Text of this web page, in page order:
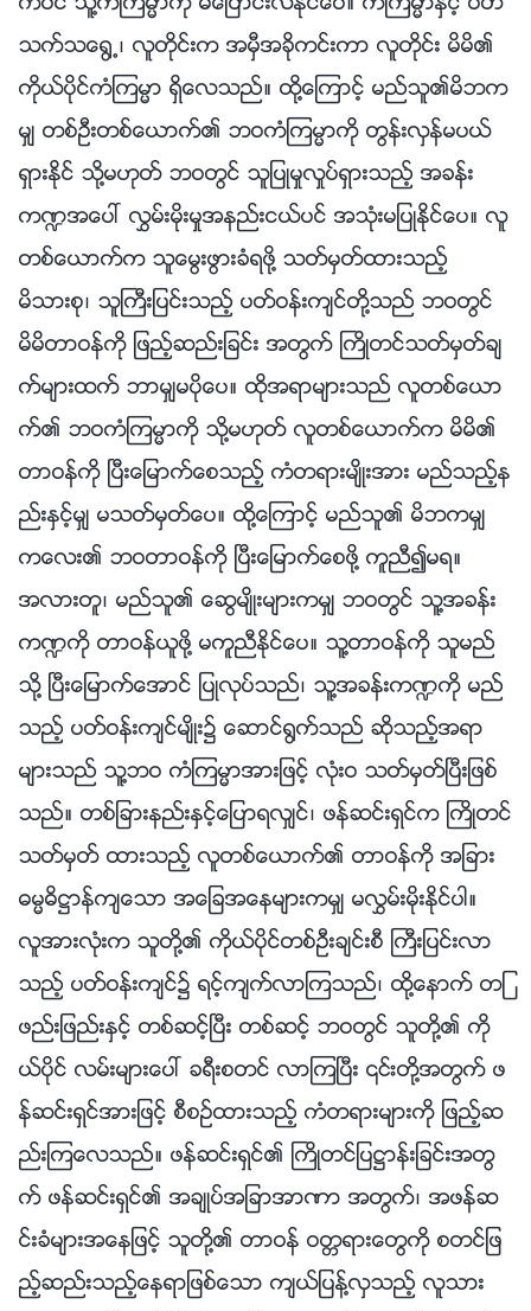
သက္သေ႐ြ႕၊ လူတိုင္းက အမွီအခိုကင္းကာ လူတိုင္း မိမိ၏
ကိုယ္ပိုင္ကံၾကမၼာ ရွိေလသည္။ ထို႔ေၾကာင့္ မည္သူ၏မိဘက
မွ် တစ္ဦးတစ္ေယာက္၏ ဘဝကံၾကမၼာကို တြန္းလွန္မပယ္
ရွားႏိုင္ သို႔မဟုတ္ ဘဝတြင္ သူျပဳမႈလႈပ္ရွားသည့္ အခန္း
က႑အေပၚ လႊမ္းမိုးမႈအနည္းငယ္ပင္ အသုံးမျပဳႏိုင္ေပ။ လူ
တစ္ေယာက္က သူေမြးဖြားခံရဖို႔ သတ္မွတ္ထားသည့္
မိသားစု၊ သူႀကီးျပင္းသည့္ ပတ္ဝန္းက်င္တို႔သည္ ဘဝတြင္
မိမိတာဝန္ကို ျဖည့္ဆည္းျခင္း အတြက္ ႀကိဳတင္သတ္မွတ္ခ်
က္မ်ားထက္ ဘာမွ်မပိုေပ။ ထိုအရာမ်ားသည္ လူတစ္ေယာ
က္၏ ဘဝကံၾကမၼာကို သို႔မဟုတ္ လူတစ္ေယာက္က မိမိ၏
တာဝန္ကို ၿပီးေျမာက္ေစသည့္ ကံတရားမ်ိဳးအား မည္သည့္န
ည္းႏွင့္မွ် မသတ္မွတ္ေပ။ ထို႔ေၾကာင့္ မည္သူ၏ မိဘကမွ်
ကေလး၏ ဘဝတာဝန္ကို ၿပီးေျမာက္ေစဖို႔ ကူညီ၍မရ။
အလားတူ၊ မည္သူ၏ ေဆြမ်ိဳးမ်ားကမွ် ဘဝတြင္ သူ႔အခန္း
က႑ကို တာဝန္ယူဖို႔ မကူညီႏိုင္ေပ။ သူ႔တာဝန္ကို သူမည္
သို႔ ၿပီးေျမာက္ေအာင္ ျပဳလုပ္သည္၊ သူ႔အခန္းက႑ကို မည္
သည့္ ပတ္ဝန္းက်င္မ်ိဳး၌ ေဆာင္႐ြက္သည္ ဆိုသည့္အရာ
မ်ားသည္ သူ႔ဘဝ ကံၾကမၼာအားျဖင့္ လုံးဝ သတ္မွတ္ၿပီးျဖစ္
သည္။ တစ္ျခားနည္းႏွင့္ေျပာရလွ်င္၊ ဖန္ဆင္းရွင္က ႀကိဳတင္
သတ္မွတ္ ထားသည့္ လူတစ္ေယာက္၏ တာဝန္ကို အျခား
ဓမၼဓိ႒ာန္က်ေသာ အေျခအေနမ်ားကမွ် မလႊမ္းမိုးႏိုင္ပါ။
လူအားလုံးက သူတို႔၏ ကိုယ္ပိုင္တစ္ဦးခ်င္းစီ ႀကီးျပင္းလာ
သည့္ ပတ္ဝန္းက်င္၌ ရင့္က်က္လာၾကသည္၊ ထို႔ေနာက္ တျ
ဖည္းျဖည္းႏွင့္ တစ္ဆင့္ၿပီး တစ္ဆင့္ ဘဝတြင္ သူတို႔၏ ကို
ယ္ပိုင္ လမ္းမ်ားေပၚ ခရီးစတင္ လာၾကၿပီး ၎တို႔အတြက္ ဖ
န္ဆင္းရွင္အားျဖင့္ စီစဥ္ထားသည့္ ကံတရားမ်ားကို ျဖည့္ဆ
ည္းၾကေလသည္။ ဖန္ဆင္းရွင္၏ ႀကိဳတင္ျပ႒ာန္းျခင္းအတြ
က္ ဖန္ဆင္းရွင္၏ အခ်ဳပ္အျခာအာဏာ အတြက္၊ အဖန္ဆ
င္းခံမ်ားအေနျဖင့္ သူတို႔၏ တာဝန္ ဝတၱရားေတြကို စတင္ျဖ
ည့္ဆည္းသည့္ေနရာျဖစ္ေသာ က်ယ္ျပန႔္လွသည့္ လူသား